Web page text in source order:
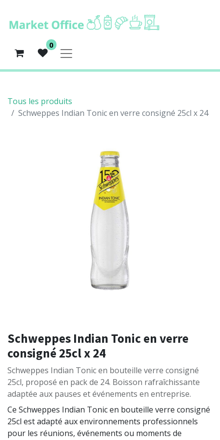
0
Tous les produits
Schweppes Indian Tonic en verre consigné 25cl x 24
Schweppes Indian Tonic en verre
consigné 25cl x 24
Schweppes Indian Tonic en bouteille verre consigné
25cl, proposé en pack de 24. Boisson rafraîchissante
adaptée aux pauses et événements en entreprise.
Ce Schweppes Indian Tonic en bouteille verre consigné
25cl est adapté aux environnements professionnels
pour les réunions, événements ou moments de